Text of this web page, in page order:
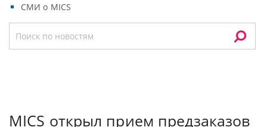
СМИ о MICS
MICS открыл прием предзаказов